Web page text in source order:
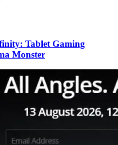
Tablet Gaming
Monster